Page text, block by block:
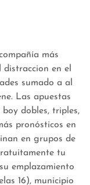
más
en el
sumado a al
Las apuestas
dobles, triples,
pronósticos en
en grupos de
tu
emplazamiento
16), municipio